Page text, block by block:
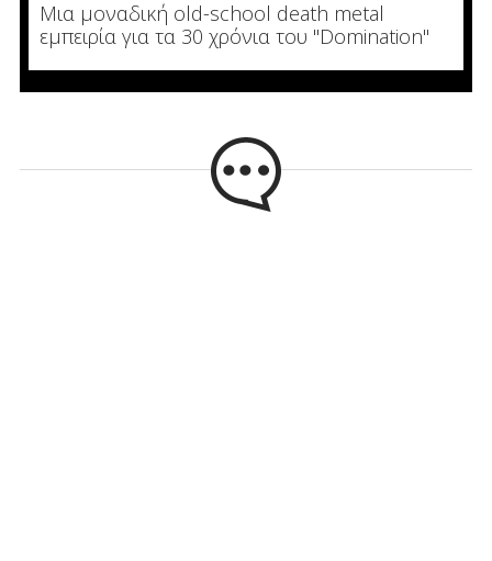
Μια μοναδική old-school death metal
εμπειρία για τα 30 χρόνια του "Domination"